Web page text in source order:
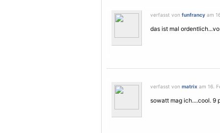
verfasst von funfrancy am
das ist mal
verfasst von matrix am 16.
sowatt mag ich....cool. 9